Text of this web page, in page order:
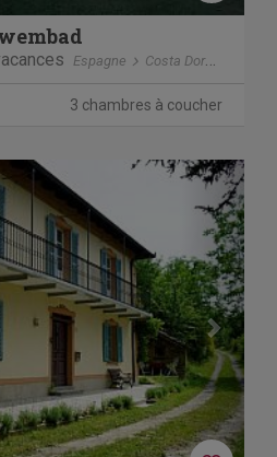
Espagne Costa Dorada
3 chambres à coucher
Next